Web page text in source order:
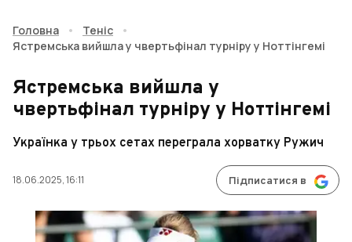
Головна • Теніс
•
Ястремська вийшла у чвертьфінал турніру у Ноттінгемі
Ястремська вийшла у
чвертьфінал турніру у Ноттінгемі
Українка у трьох сетах переграла хорватку Ружич
18.06.2025, 16:11 Підписатися в